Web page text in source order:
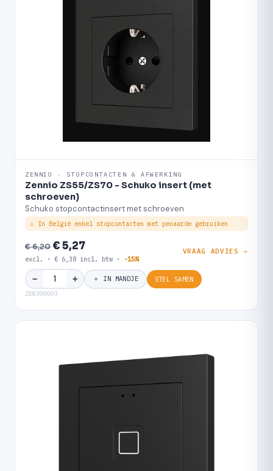
ZENNIO · STOPCONTACTEN & AFWERKING
Zennio ZS55/ZS70 - Schuko insert (met
schroeven)
Schuko stopcontactinsert met schroeven
⚠ In België enkel stopcontacten met penaarde gebruiken
€ 6,20€ 5,27
excl. · € 6,38 incl. btw · -15%
VRAAG ADVIES →
− ＋ ＋ IN MANDJE STEL SAMEN
ZE8300003